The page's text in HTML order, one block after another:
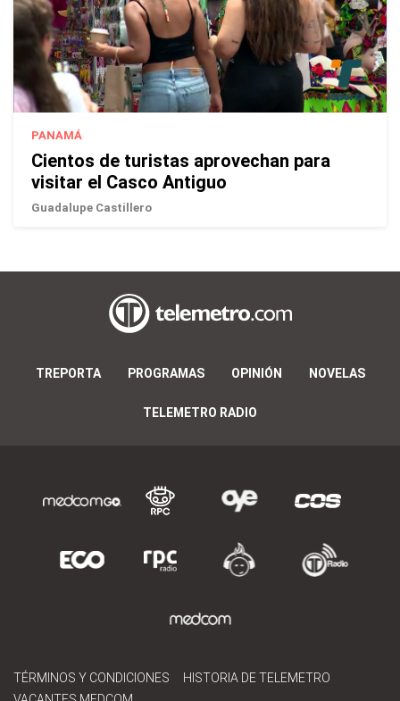
PANAMÁ
Cientos de turistas aprovechan para
visitar el Casco Antiguo
Guadalupe Castillero
TREPORTA PROGRAMAS OPINIÓN NOVELAS
TELEMETRO RADIO
TÉRMINOS Y CONDICIONES
HISTORIA DE TELEMETRO